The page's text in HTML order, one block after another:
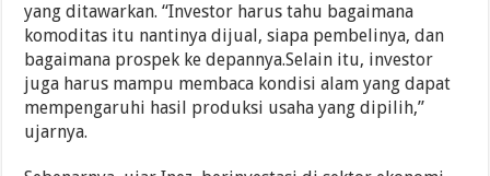
yang ditawarkan. “Investor harus tahu bagaimana
komoditas itu nantinya dijual, siapa pembelinya, dan
bagaimana prospek ke depannya.Selain itu, investor
juga harus mampu membaca kondisi alam yang dapat
mempengaruhi hasil produksi usaha yang dipilih,”
ujarnya.